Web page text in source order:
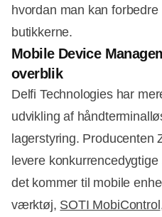
hvordan man kan
butikkerne.
Mobile Device
overblik
Delfi Technologies har
udvikling af
lagerstyring. Producenten
levere
det kommer til mobile
værktøj, SOTI MobiControl